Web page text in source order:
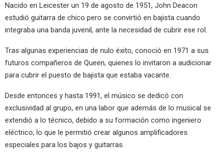
Nacido en Leicester un 19 de agosto de 1951, John Deacon
estudió guitarra de chico pero se convirtió en bajista cuando
integraba una banda juvenil, ante la necesidad de cubrir ese rol.
Tras algunas experiencias de nulo éxito, conoció en 1971 a sus
futuros compañeros de Queen, quienes lo invitaron a audicionar
para cubrir el puesto de bajista que estaba vacante.
Desde entonces y hasta 1991, el músico se dedicó con
exclusividad al grupo, en una labor que además de lo musical se
extendió a lo técnico, debido a su formación como ingeniero
eléctrico, lo que le permitió crear algunos amplificadores
especiales para los bajos y guitarras.